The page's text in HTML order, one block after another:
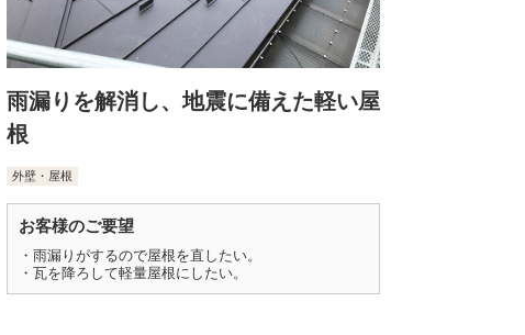
雨漏りを解消し、地震に備えた軽い屋
根
外壁・屋根
お客様のご要望
・雨漏りがするので屋根を直したい。
・瓦を降ろして軽量屋根にしたい。